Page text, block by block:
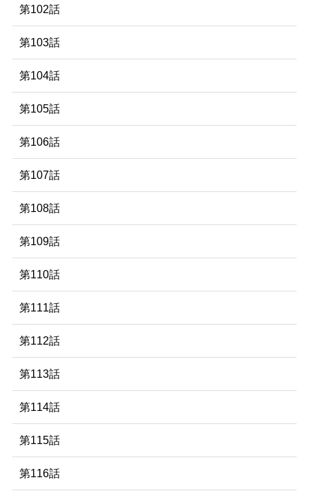
第102話
第103話
第104話
第105話
第106話
第107話
第108話
第109話
第110話
第111話
第112話
第113話
第114話
第115話
第116話